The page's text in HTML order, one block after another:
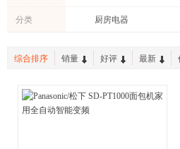
分类 厨房电器
综合排序 销量 好评 最新